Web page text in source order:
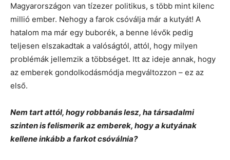
Magyarországon van tízezer politikus, s több mint kilenc
millió ember. Nehogy a farok csóválja már a kutyát! A
hatalom ma már egy buborék, a benne lévők pedig
teljesen elszakadtak a valóságtól, attól, hogy milyen
problémák jellemzik a többséget. Itt az ideje annak, hogy
az emberek gondolkodásmódja megváltozzon – ez az
első.
Nem tart attól, hogy robbanás lesz, ha társadalmi
szinten is felismerik az emberek, hogy a kutyának
kellene inkább a farkot csóválnia?